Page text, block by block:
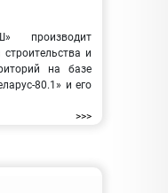
производит
и
на базе
80.1» и его
>>>